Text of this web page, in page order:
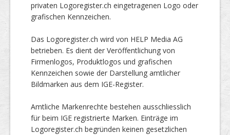
privaten Logoregister.ch eingetragenen Logo oder
grafischen Kennzeichen.
Das Logoregister.ch wird von HELP Media AG
betrieben. Es dient der Veröffentlichung von
Firmenlogos, Produktlogos und grafischen
Kennzeichen sowie der Darstellung amtlicher
Bildmarken aus dem IGE-Register.
Amtliche Markenrechte bestehen ausschliesslich
für beim IGE registrierte Marken. Einträge im
Logoregister.ch begründen keinen gesetzlichen